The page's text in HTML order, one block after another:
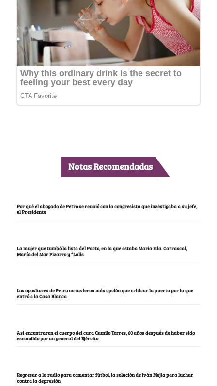
Notas Recomendadas
Por qué el abogado de Petro se reunió con la congresista que investigaba a su jefe,
el Presidente
La mujer que tumbó la lista del Pacto, en la que estaba María Fda. Carrascal,
María del Mar Pizarro y “Lalis
Los opositores de Petro no tuvieron más opción que criticar la puerta por la que
entró a la Casa Blanca
Así encontraron el cuerpo del cura Camilo Torres, 60 años después de haber sido
escondido por un general del Ejército
Regresar a la radio para comentar fútbol, la solución de Iván Mejía para luchar
contra la depresión